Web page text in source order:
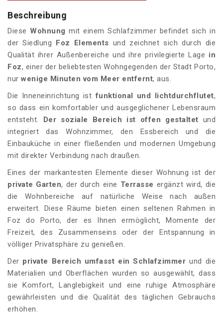
Beschreibung
DieseWohnung mit einem Schlafzimmer befindet sich in
der Siedlung
Foz Elements und zeichnet sich durch die
Qualität ihrer Außenbereiche und ihre privilegierte Lage in
Foz, einer der beliebtesten Wohngegenden der Stadt Porto,
nur wenige Minuten vom Meer entfernt, aus.
Die Inneneinrichtung istfunktional und lichtdurchflutet,
so dass ein komfortabler und ausgeglichener Lebensraum
entsteht.
Der soziale Bereich ist offen gestaltet und
integriert das Wohnzimmer, den Essbereich und die
Einbauküche in einer fließenden und modernen Umgebung
mit direkter Verbindung nach draußen.
Eines der markantesten Elemente dieser Wohnung ist der
private Garten, der durch eine Terrasse ergänzt wird, die
die Wohnbereiche auf natürliche Weise nach außen
erweitert. Diese Räume bieten einen seltenen Rahmen in
Foz do Porto, der es Ihnen ermöglicht, Momente der
Freizeit, des Zusammenseins oder der Entspannung in
völliger Privatsphäre zu genießen.
Der private Bereich umfasst ein Schlafzimmer und die
Materialien und Oberflächen wurden so ausgewählt, dass
sie Komfort, Langlebigkeit und eine ruhige Atmosphäre
gewährleisten und die Qualität des täglichen Gebrauchs
erhöhen.